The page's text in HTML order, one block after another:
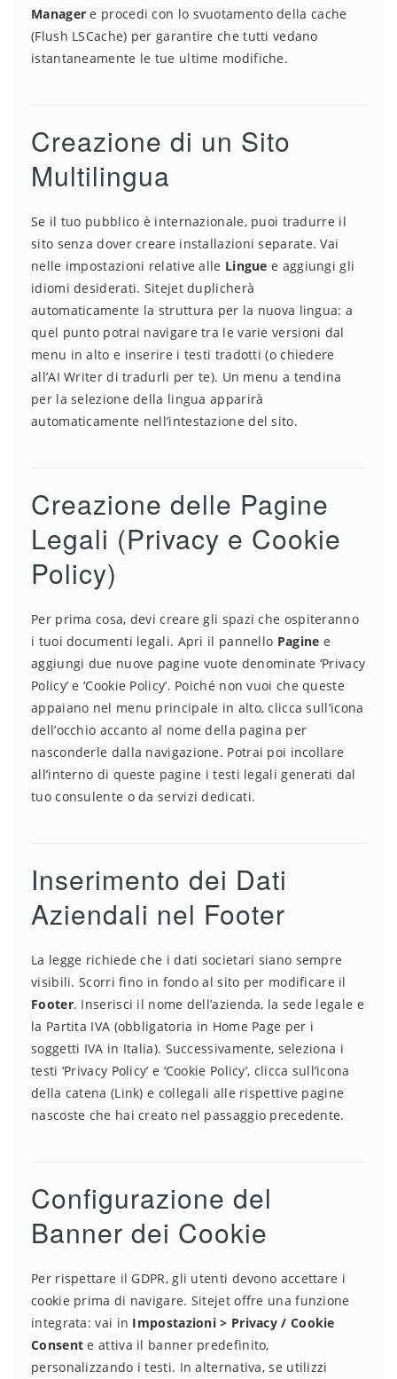
Manager e procedi con lo svuotamento della cache
(Flush LSCache) per garantire che tutti vedano
istantaneamente le tue ultime modifiche.
Creazione di un Sito
Multilingua
Se il tuo pubblico è internazionale, puoi tradurre il
sito senza dover creare installazioni separate. Vai
nelle impostazioni relative alle Lingue e aggiungi gli
idiomi desiderati. Sitejet duplicherà
automaticamente la struttura per la nuova lingua: a
quel punto potrai navigare tra le varie versioni dal
menu in alto e inserire i testi tradotti (o chiedere
all’AI Writer di tradurli per te). Un menu a tendina
per la selezione della lingua apparirà
automaticamente nell’intestazione del sito.
Creazione delle Pagine
Legali (Privacy e Cookie
Policy)
Per prima cosa, devi creare gli spazi che ospiteranno
i tuoi documenti legali. Apri il pannello Pagine e
aggiungi due nuove pagine vuote denominate ‘Privacy
Policy’ e ‘Cookie Policy’. Poiché non vuoi che queste
appaiano nel menu principale in alto, clicca sull’icona
dell’occhio accanto al nome della pagina per
nasconderle dalla navigazione. Potrai poi incollare
all’interno di queste pagine i testi legali generati dal
tuo consulente o da servizi dedicati.
Inserimento dei Dati
Aziendali nel Footer
La legge richiede che i dati societari siano sempre
visibili. Scorri fino in fondo al sito per modificare il
Footer. Inserisci il nome dell’azienda, la sede legale e
la Partita IVA (obbligatoria in Home Page per i
soggetti IVA in Italia). Successivamente, seleziona i
testi ‘Privacy Policy’ e ‘Cookie Policy’, clicca sull’icona
della catena (Link) e collegali alle rispettive pagine
nascoste che hai creato nel passaggio precedente.
Configurazione del
Banner dei Cookie
Per rispettare il GDPR, gli utenti devono accettare i
cookie prima di navigare. Sitejet offre una funzione
integrata: vai in Impostazioni > Privacy / Cookie
Consent e attiva il banner predefinito,
personalizzando i testi. In alternativa, se utilizzi